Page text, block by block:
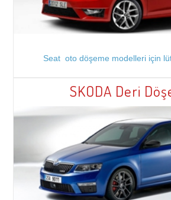
Seat oto döşeme modelleri için
SKODA Deri